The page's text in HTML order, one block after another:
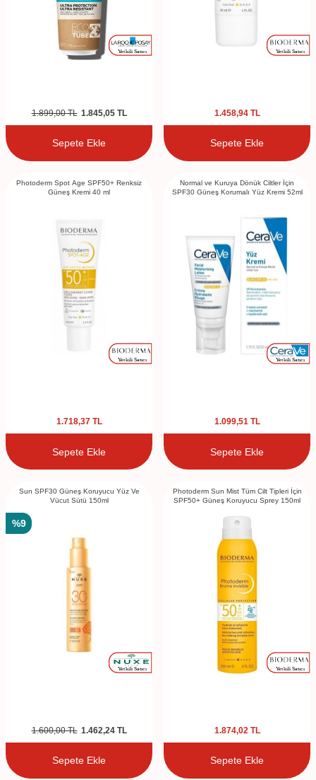
1.899,00TL 1.845,05TL
Sepete Ekle
1.458,94TL
Sepete Ekle
Photoderm Spot Age SPF50+ Renksiz
Güneş Kremi 40 ml
1.718,37TL
Sepete Ekle
Normal ve Kuruya Dönük Ciltler İçin
SPF30 Güneş Korumalı Yüz Kremi 52ml
1.099,51TL
Sepete Ekle
Sun SPF30 Güneş Koruyucu Yüz Ve
Vücut Sütü 150ml
%9
1.600,00TL 1.462,24TL
Sepete Ekle
Photoderm Sun Mist Tüm Cilt Tipleri İçin
SPF50+ Güneş Koruyucu Sprey 150ml
1.874,02 TL
Sepete Ekle